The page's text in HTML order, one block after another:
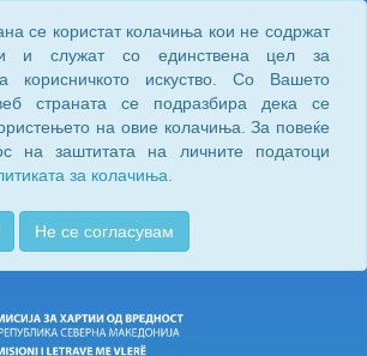
се користат колачиња кои не содржат
и служат со единствена цел за
корисничкото искуство. Со Вашето
страната се подразбира дека се
на овие колачиња. За повеќе
на заштитата на личните податоци
за колачиња.
Не се согласувам